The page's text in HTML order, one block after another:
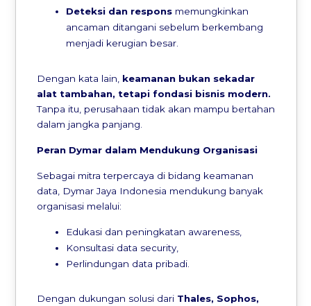
Deteksi dan responsmemungkinkan
ancaman ditangani sebelum berkembang
menjadi kerugian besar.
Dengan kata lain, keamanan bukan sekadar
alat tambahan, tetapi fondasi bisnis modern.
Tanpa itu, perusahaan tidak akan mampu bertahan
dalam jangka panjang.
Peran Dymar dalam Mendukung Organisasi
Sebagai mitra terpercaya di bidang keamanan
data, Dymar Jaya Indonesia mendukung banyak
organisasi melalui:
Edukasi dan peningkatan awareness,
Konsultasi data security,
Perlindungan data pribadi.
Dengan dukungan solusi dari Thales, Sophos,